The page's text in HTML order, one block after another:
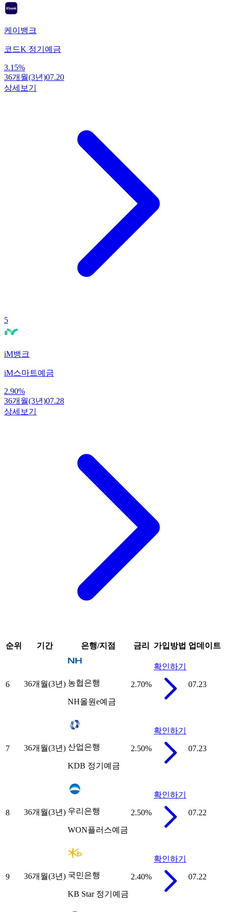
케이뱅크
코드K 정기예금
3.15%
36개월(3년)07.20
상세보기
5
iM뱅크
iM스마트예금
2.90%
36개월(3년)07.28
상세보기
순위 기간 은행/지점 금리 가입방법 업데이트
6 36개월(3년) 농협은행
NH올원e예금
2.70%
확인하기
07.23
7 36개월(3년) 산업은행
KDB 정기예금
2.50%
확인하기
07.23
8 36개월(3년) 우리은행
WON플러스예금
2.50%
확인하기
07.22
9 36개월(3년) 국민은행
KB Star 정기예금
2.40%
확인하기
07.22